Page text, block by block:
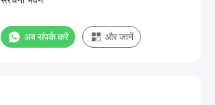
अब संपर्क करें और जानें